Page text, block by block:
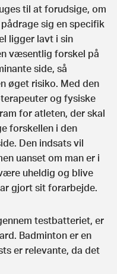
til at forudsige, om
sig en specifik
ligger lavt i sin
væsentlig forskel på
side, så
øget risiko. Med den
og fysiske
for atleten, der skal
forskellen i den
Den indsats vil
uanset om man er i
uheldig og blive
gjort sit forarbejde.
testbatteriet, er
Badminton er en
er relevante, da det